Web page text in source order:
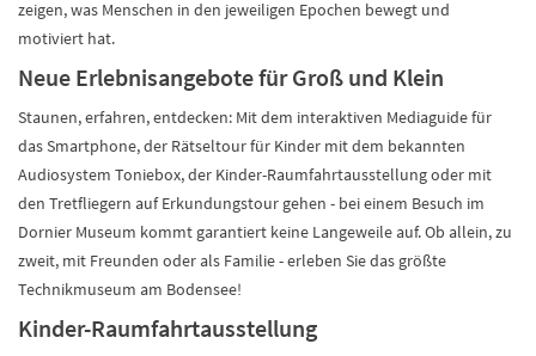
zeigen, was Menschen in den jeweiligen Epochen bewegt und
motiviert hat.
Neue Erlebnisangebote für Groß und Klein
Staunen, erfahren, entdecken: Mit dem interaktiven Mediaguide für
das Smartphone, der Rätseltour für Kinder mit dem bekannten
Audiosystem Toniebox, der Kinder-Raumfahrtausstellung oder mit
den Tretfliegern auf Erkundungstour gehen - bei einem Besuch im
Dornier Museum kommt garantiert keine Langeweile auf. Ob allein, zu
zweit, mit Freunden oder als Familie - erleben Sie das größte
Technikmuseum am Bodensee!
Kinder-Raumfahrtausstellung